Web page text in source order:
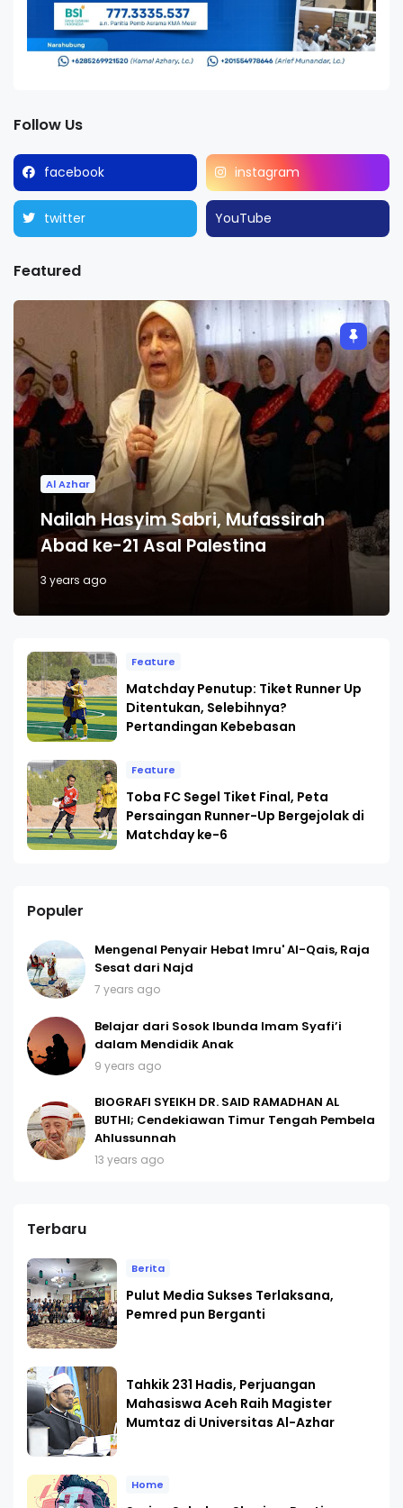
Follow Us
facebook instagram
twitter YouTube
Featured
Al Azhar
Nailah Hasyim Sabri, Mufassirah
Abad ke-21 Asal Palestina
3 years ago
Feature
Matchday Penutup: Tiket Runner Up
Ditentukan, Selebihnya?
Pertandingan Kebebasan
Feature
Toba FC Segel Tiket Final, Peta
Persaingan Runner-Up Bergejolak di
Matchday ke-6
Populer
Mengenal Penyair Hebat Imru' Al-Qais, Raja
Sesat dari Najd
7 years ago
Belajar dari Sosok Ibunda Imam Syafi’i
dalam Mendidik Anak
9 years ago
BIOGRAFI SYEIKH DR. SAID RAMADHAN AL
BUTHI; Cendekiawan Timur Tengah Pembela
Ahlussunnah
13 years ago
Terbaru
Berita
Pulut Media Sukses Terlaksana,
Pemred pun Berganti
Tahkik 231 Hadis, Perjuangan
Mahasiswa Aceh Raih Magister
Mumtaz di Universitas Al-Azhar
Home